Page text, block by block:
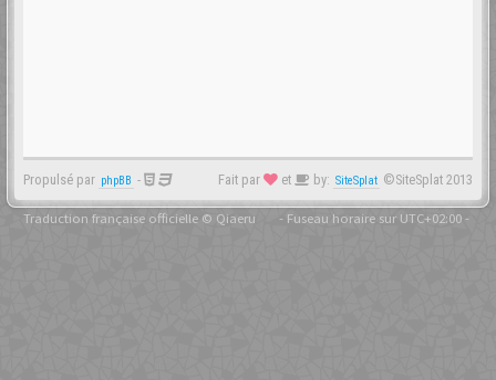
Propulsé par phpBB - Fait par et by: SiteSplat ©SiteSplat 2013
Traduction française officielle © Qiaeru - Fuseau horaire sur UTC+02:00-